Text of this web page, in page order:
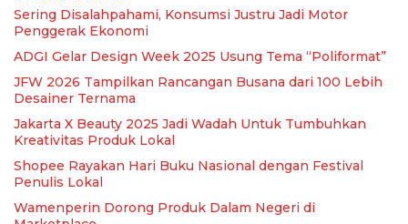
Sering Disalahpahami, Konsumsi Justru Jadi Motor
Penggerak Ekonomi
ADGI Gelar Design Week 2025 Usung Tema “Poliformat”
JFW 2026 Tampilkan Rancangan Busana dari 100 Lebih
Desainer Ternama
Jakarta X Beauty 2025 Jadi Wadah Untuk Tumbuhkan
Kreativitas Produk Lokal
Shopee Rayakan Hari Buku Nasional dengan Festival
Penulis Lokal
Wamenperin Dorong Produk Dalam Negeri di